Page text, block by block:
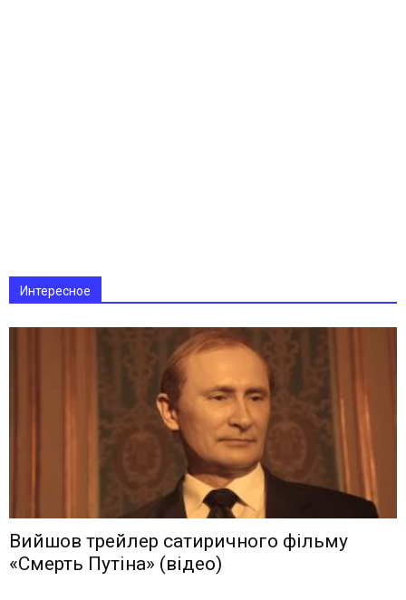
Интересное
Вийшов трейлер сатиричного фільму
«Смерть Путіна» (відео)